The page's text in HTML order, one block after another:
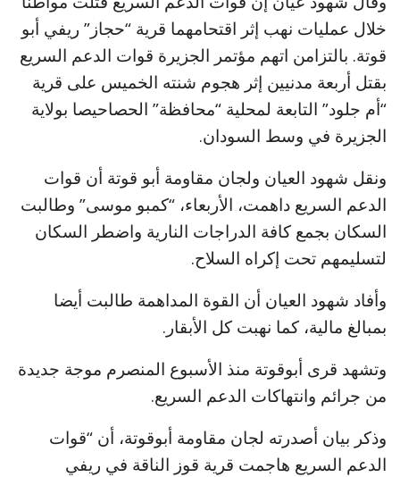
خلال عمليات نهب إثر اقتحامهما قرية “حجاز” ريفي أبو
قوتة. بالتزامن اتهم مؤتمر الجزيرة قوات الدعم السريع
بقتل أربعة مدنيين إثر هجوم شنته الخميس على قرية
“أم جلود” التابعة لمحلية “محافظة” الحصاحيصا بولاية
الجزيرة في وسط السودان.
ونقل شهود العيان ولجان مقاومة أبو قوتة أن قوات
الدعم السريع داهمت، الأربعاء، “كمبو موسى” وطالبت
السكان بجمع كافة الدراجات النارية واضطر السكان
لتسليمهم تحت إكراه السلاح.
وأفاد شهود العيان أن القوة المداهمة طالبت أيضا
بمبالغ مالية، كما نهبت كل الأبقار.
وتشهد قرى أبوقوتة منذ الأسبوع المنصرم موجة جديدة
من جرائم وانتهاكات الدعم السريع.
وذكر بيان أصدرته لجان مقاومة أبوقوتة، أن “قوات
الدعم السريع هاجمت قرية قوز الناقة في ريفي